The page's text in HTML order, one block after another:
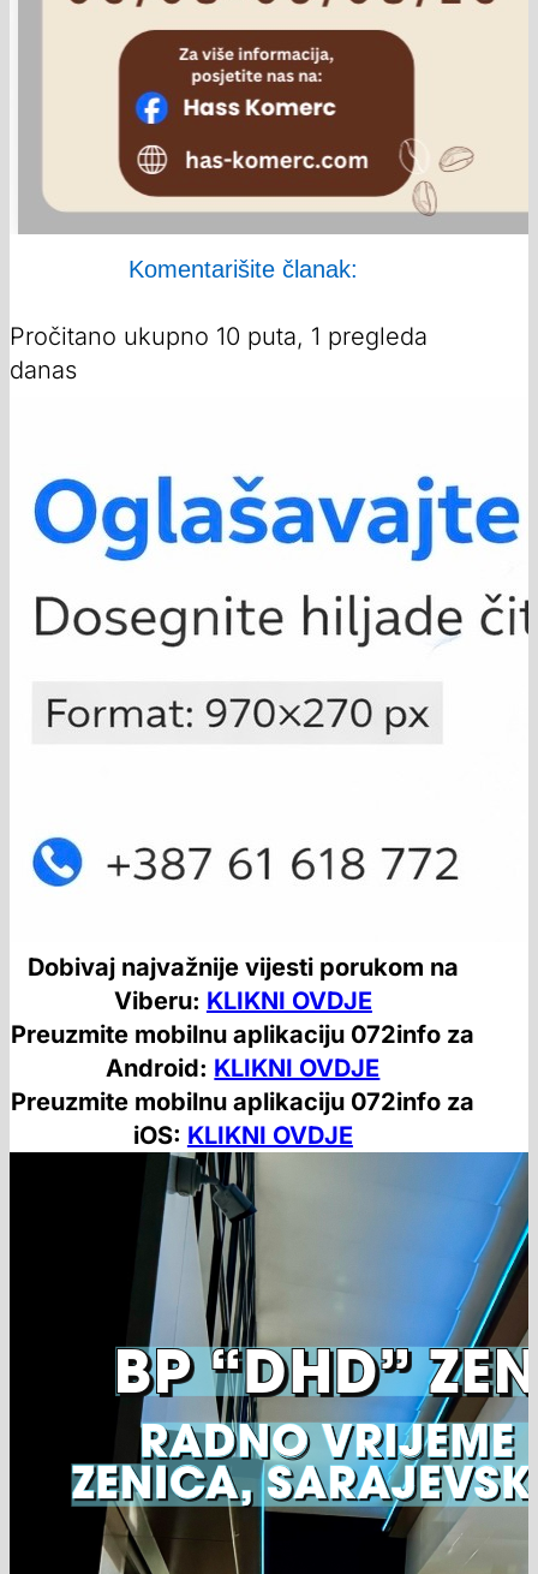
Komentarišite članak:
Pročitano ukupno 10 puta, 1 pregleda
danas
Dobivaj najvažnije vijesti porukom na
Viberu: KLIKNI OVDJE
Preuzmite mobilnu aplikaciju 072info za
Android: KLIKNI OVDJE
Preuzmite mobilnu aplikaciju 072info za
iOS: KLIKNI OVDJE